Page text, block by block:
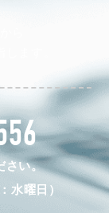
ら
ます。
さい。
水曜日）